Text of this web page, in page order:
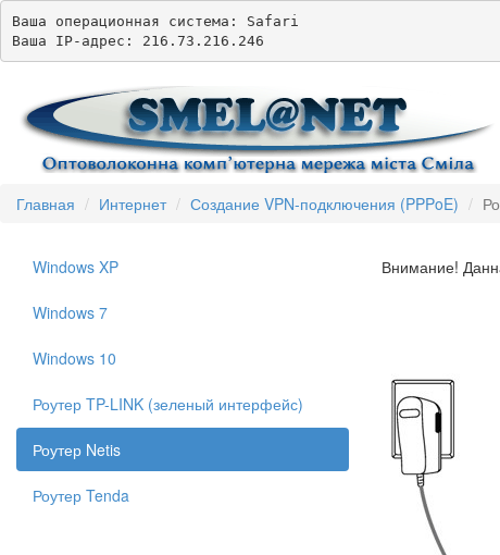
Ваша операционная система: Safari
Главная Интернет Создание VPN-подключения (PPPoE)
Windows XP
Windows 7
Windows 10
Роутер TP-LINK (зеленый интерфейс)
Роутер Netis
Роутер Tenda
Внимание!